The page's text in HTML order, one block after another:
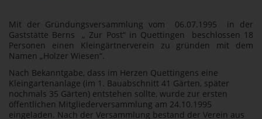
Mit der Gründungsversammlung vom 06.07.1995 in der
Gaststätte Berns „ Zur Post“ in Quettingen beschlossen 18
Personen einen Kleingärtnerverein zu gründen mit dem
Namen „Holzer Wiesen“.
Nach Bekanntgabe, dass im Herzen Quettingens eine
Kleingartenanlage (im 1. Bauabschnitt 41 Gärten, später
nochmals 35 Gärten) entstehen sollte, wurde zur ersten
öffentlichen Mitgliederversammlung am 24.10.1995
eingeladen. Nach der Versammlung bestand der Verein aus